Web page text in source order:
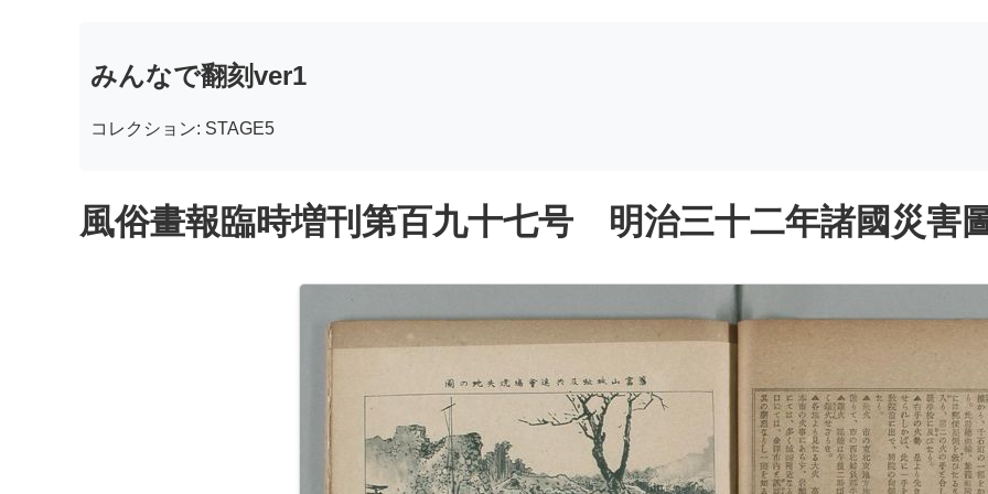
みんなで翻刻ver1
コレクション: STAGE5
風俗畫報臨時増刊第百九十七号 明治三十二年諸國災害